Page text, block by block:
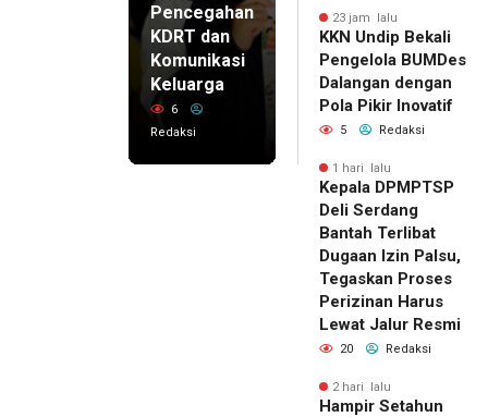
Pencegahan
KDRT dan
Komunikasi
Keluarga
6
Redaksi
23 jam lalu
KKN Undip Bekali
Pengelola BUMDes
Dalangan dengan
Pola Pikir Inovatif
5 Redaksi
1 hari lalu
Kepala DPMPTSP
Deli Serdang
Bantah Terlibat
Dugaan Izin Palsu,
Tegaskan Proses
Perizinan Harus
Lewat Jalur Resmi
20 Redaksi
2 hari lalu
Hampir Setahun